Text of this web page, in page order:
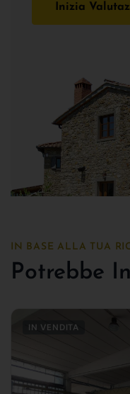
Inizia
IN BASE ALLA TUA
Potrebbe
IN VENDITA